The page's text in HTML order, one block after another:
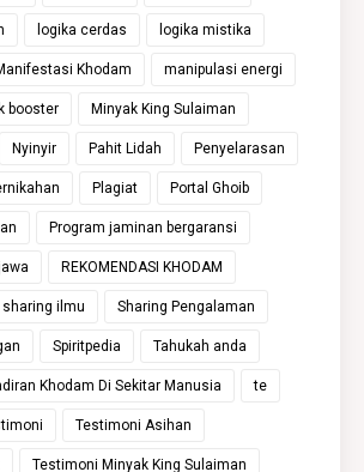
logika cerdas logika mistika
Khodam manipulasi energi
booster Minyak King Sulaiman
Nyinyir Pahit Lidah Penyelarasan
Plagiat Portal Ghoib
Program jaminan bergaransi
REKOMENDASI KHODAM
sharing ilmu Sharing Pengalaman
Spiritpedia Tahukah anda
Khodam Di Sekitar Manusia te
Testimoni Asihan
Testimoni Minyak King Sulaiman